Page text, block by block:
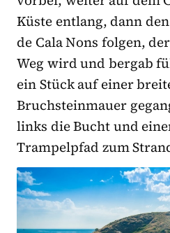
Küste entlang, dann
de Cala Nons folgen,
Weg wird und bergab
ein Stück auf einer
Bruchsteinmauer
links die Bucht und
Trampelpfad zum